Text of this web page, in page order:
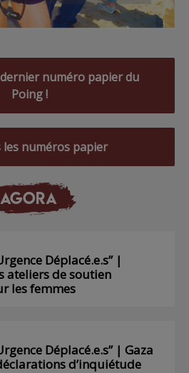
numéro papier du
Poing !
numéros papier
AGORA
Déplacé.e.s” |
ateliers de soutien
les femmes
Déplacé.e.s” | Gaza
d’inquiétude